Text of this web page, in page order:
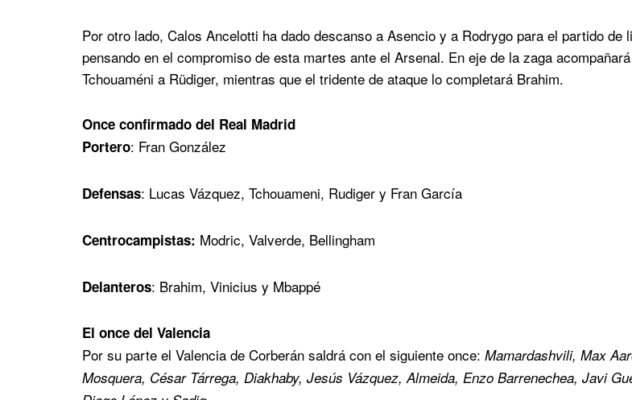
Por otro lado, Calos Ancelotti ha dado descanso a Asencio y a Rodrygo para el partido de
pensando en el compromiso de esta martes ante el Arsenal. En eje de la zaga acompañará
Tchouaméni a Rüdiger, mientras que el tridente de ataque lo completará Brahim.
Once confirmado del Real Madrid
Portero: Fran González
Defensas: Lucas Vázquez, Tchouameni, Rudiger y Fran García
Centrocampistas: Modric, Valverde, Bellingham
Delanteros: Brahim, Vinicius y Mbappé
El once del Valencia
Por su parte el Valencia de Corberán saldrá con el siguiente once: Mamardashvili, Max
Mosquera, César Tárrega, Diakhaby, Jesús Vázquez, Almeida, Enzo Barrenechea, Javi